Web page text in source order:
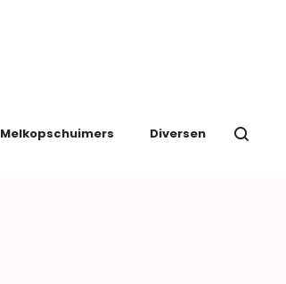
Melkopschuimers Diversen